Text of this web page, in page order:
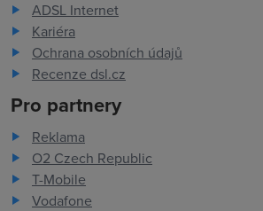
ADSL Internet
Kariéra
Ochrana osobních údajů
Recenze dsl.cz
Pro partnery
Reklama
O2 Czech Republic
T-Mobile
Vodafone